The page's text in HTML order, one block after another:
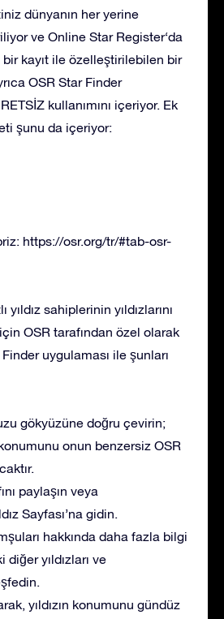
dünyanın her yerine
ve Online Star Register‘da
bir kayıt ile özelleştirilebilen bir
OSR Star Finder
kullanımını içeriyor. Ek
şunu da içeriyor:
https://osr.org/tr/#tab-osr-
yıldız sahiplerinin yıldızlarını
OSR tarafından özel olarak
Finder uygulaması ile şunları
gökyüzüne doğru çevirin;
onun benzersiz OSR
paylaşın veya
Sayfası’na gidin.
hakkında daha fazla bilgi
yıldızları ve
yıldızın konumunu gündüz